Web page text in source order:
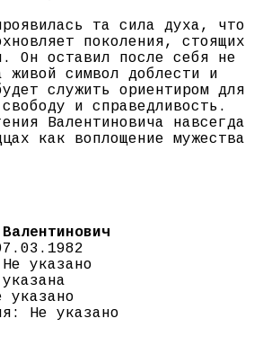
та сила духа, что
поколения, стоящих
Он оставил после себя не
живой символ доблести и
служить ориентиром для
и справедливость.
Валентиновича навсегда
как воплощение мужества
указано
указано
Не указано